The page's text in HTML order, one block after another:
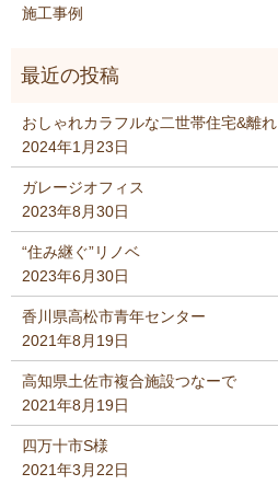
施工事例
おしゃれカラフルな二世帯住宅&離れ
2024年1月23日
ガレージオフィス
2023年8月30日
“住み継ぐ”リノベ
2023年6月30日
香川県高松市青年センター
2021年8月19日
高知県土佐市複合施設つなーで
2021年8月19日
四万十市S様
2021年3月22日